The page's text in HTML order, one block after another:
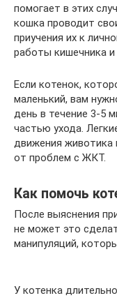
помогает в этих
кошка проводит
приучения их к
работы кишечника и
Если котенок,
маленький, вам
день в течение 3-5
частью ухода.
движения животика
от проблем с ЖКТ.
Как помочь
После выяснения
не может это
манипуляций,
У котенка